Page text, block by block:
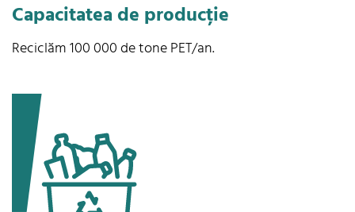
Capacitatea de producție
Reciclăm 100 000 de tone PET/an.